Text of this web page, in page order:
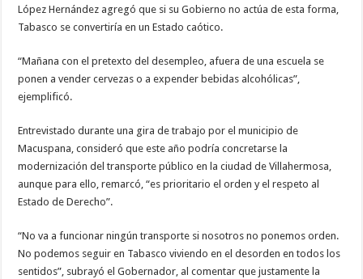
López Hernández agregó que si su Gobierno no actúa de esta forma,
Tabasco se convertiría en un Estado caótico.
“Mañana con el pretexto del desempleo, afuera de una escuela se
ponen a vender cervezas o a expender bebidas alcohólicas”,
ejemplificó.
Entrevistado durante una gira de trabajo por el municipio de
Macuspana, consideró que este año podría concretarse la
modernización del transporte público en la ciudad de Villahermosa,
aunque para ello, remarcó, “es prioritario el orden y el respeto al
Estado de Derecho”.
“No va a funcionar ningún transporte si nosotros no ponemos orden.
No podemos seguir en Tabasco viviendo en el desorden en todos los
sentidos”, subrayó el Gobernador, al comentar que justamente la